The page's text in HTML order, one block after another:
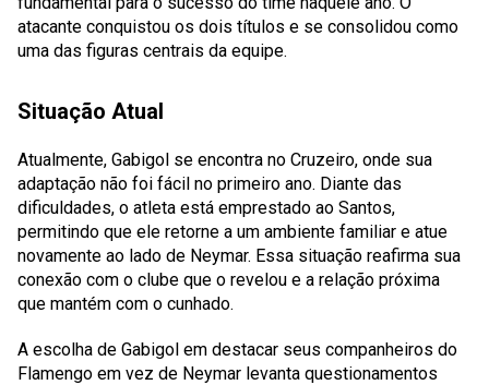
atacante conquistou os dois títulos e se consolidou como
uma das figuras centrais da equipe.
Situação Atual
Atualmente, Gabigol se encontra no Cruzeiro, onde sua
adaptação não foi fácil no primeiro ano. Diante das
dificuldades, o atleta está emprestado ao Santos,
permitindo que ele retorne a um ambiente familiar e atue
novamente ao lado de Neymar. Essa situação reafirma sua
conexão com o clube que o revelou e a relação próxima
que mantém com o cunhado.
A escolha de Gabigol em destacar seus companheiros do
Flamengo em vez de Neymar levanta questionamentos